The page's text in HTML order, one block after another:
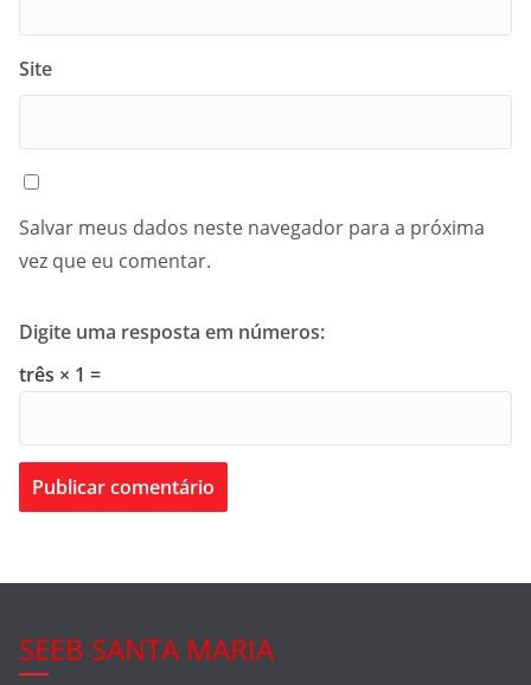
Site
Salvar meus dados neste navegador para a próxima
vez que eu comentar.
Digite uma resposta em números:
três × 1 =
SEEB SANTA MARIA